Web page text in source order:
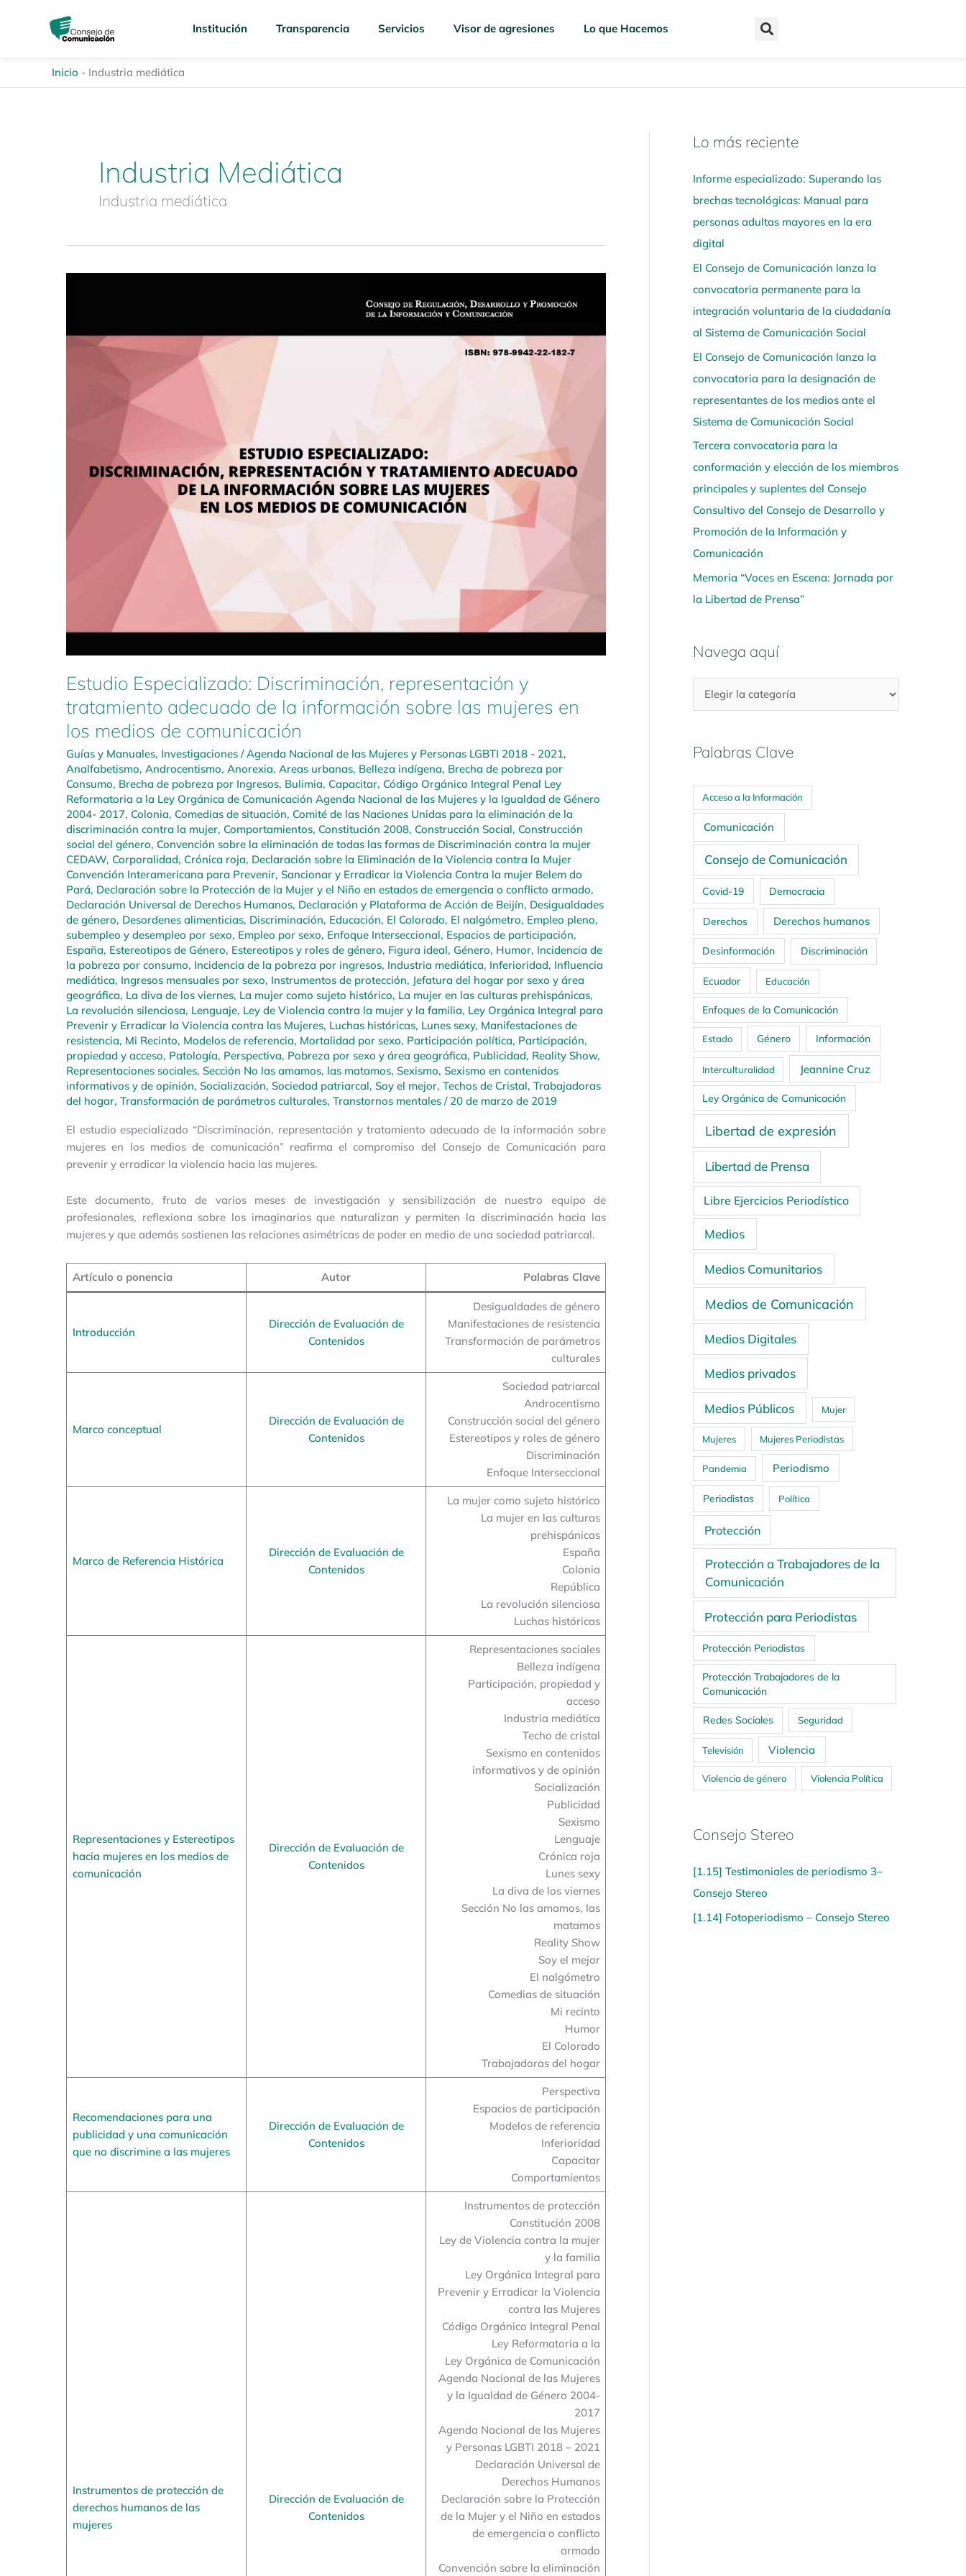
Institución Transparencia Servicios Visor de agresiones Lo que Hacemos
Inicio - Industria mediática
Industria Mediática
Industria mediática
Estudio Especializado: Discriminación, representación y
tratamiento adecuado de la información sobre las mujeres en
los medios de comunicación
Guías y Manuales, Investigaciones /Agenda Nacional de las Mujeres y Personas LGBTI 2018 - 2021,
Analfabetismo, Androcentismo, Anorexia, Areas urbanas, Belleza indígena, Brecha de pobreza por
Consumo, Brecha de pobreza por Ingresos, Bulimia, Capacitar, Código Orgánico Integral Penal Ley
Reformatoria a la Ley Orgánica de Comunicación Agenda Nacional de las Mujeres y la Igualdad de Género
2004- 2017, Colonia, Comedias de situación, Comité de las Naciones Unidas para la eliminación de la
discriminación contra la mujer, Comportamientos, Constitución 2008, Construcción Social, Construcción
social del género, Convención sobre la eliminación de todas las formas de Discriminación contra la mujer
CEDAW, Corporalidad, Crónica roja, Declaración sobre la Eliminación de la Violencia contra la Mujer
Convención Interamericana para Prevenir, Sancionar y Erradicar la Violencia Contra la mujer Belem do
Pará, Declaración sobre la Protección de la Mujer y el Niño en estados de emergencia o conflicto armado,
Declaración Universal de Derechos Humanos, Declaración y Plataforma de Acción de Beijín, Desigualdades
de género, Desordenes alimenticias, Discriminación, Educación, El Colorado, El nalgómetro, Empleo pleno,
subempleo y desempleo por sexo, Empleo por sexo, Enfoque Interseccional, Espacios de participación,
España, Estereotipos de Género, Estereotipos y roles de género, Figura ideal, Género, Humor, Incidencia de
la pobreza por consumo, Incidencia de la pobreza por ingresos, Industria mediática, Inferioridad, Influencia
mediática, Ingresos mensuales por sexo, Instrumentos de protección, Jefatura del hogar por sexo y área
geográfica, La diva de los viernes, La mujer como sujeto histórico, La mujer en las culturas prehispánicas,
La revolución silenciosa, Lenguaje, Ley de Violencia contra la mujer y la familia, Ley Orgánica Integral para
Prevenir y Erradicar la Violencia contra las Mujeres, Luchas históricas, Lunes sexy, Manifestaciones de
resistencia, Mi Recinto, Modelos de referencia, Mortalidad por sexo, Participación política, Participación,
propiedad y acceso, Patología, Perspectiva, Pobreza por sexo y área geográfica, Publicidad, Reality Show,
Representaciones sociales, Sección No las amamos, las matamos, Sexismo, Sexismo en contenidos
informativos y de opinión, Socialización, Sociedad patriarcal, Soy el mejor, Techos de Cristal, Trabajadoras
del hogar, Transformación de parámetros culturales, Transtornos mentales / 20 de marzo de 2019
El estudio especializado “Discriminación, representación y tratamiento adecuado de la información sobre
mujeres en los medios de comunicación” reafirma el compromiso del Consejo de Comunicación para
prevenir y erradicar la violencia hacia las mujeres.
Este documento, fruto de varios meses de investigación y sensibilización de nuestro equipo de
profesionales, reflexiona sobre los imaginarios que naturalizan y permiten la discriminación hacia las
mujeres y que además sostienen las relaciones asimétricas de poder en medio de una sociedad patriarcal.
Artículo o ponencia Autor Palabras Clave
Introducción
Dirección de Evaluación de
Contenidos
Desigualdades de género
Manifestaciones de resistencia
Transformación de parámetros
culturales
Marco conceptual
Dirección de Evaluación de
Contenidos
Sociedad patriarcal
Androcentismo
Construcción social del género
Estereotipos y roles de género
Discriminación
Enfoque Interseccional
Marco de Referencia Histórica
Dirección de Evaluación de
Contenidos
La mujer como sujeto histórico
La mujer en las culturas
prehispánicas
España
Colonia
República
La revolución silenciosa
Luchas históricas
Representaciones y Estereotipos
hacia mujeres en los medios de
comunicación
Dirección de Evaluación de
Contenidos
Representaciones sociales
Belleza indígena
Participación, propiedad y
acceso
Industria mediática
Techo de cristal
Sexismo en contenidos
informativos y de opinión
Socialización
Publicidad
Sexismo
Lenguaje
Crónica roja
Lunes sexy
La diva de los viernes
Sección No las amamos, las
matamos
Reality Show
Soy el mejor
El nalgómetro
Comedias de situación
Mi recinto
Humor
El Colorado
Trabajadoras del hogar
Recomendaciones para una
publicidad y una comunicación
que no discrimine a las mujeres
Dirección de Evaluación de
Contenidos
Perspectiva
Espacios de participación
Modelos de referencia
Inferioridad
Capacitar
Comportamientos
Instrumentos de protección de
derechos humanos de las
mujeres
Dirección de Evaluación de
Contenidos
Instrumentos de protección
Constitución 2008
Ley de Violencia contra la mujer
y la familia
Ley Orgánica Integral para
Prevenir y Erradicar la Violencia
contra las Mujeres
Código Orgánico Integral Penal
Ley Reformatoria a la
Ley Orgánica de Comunicación
Agenda Nacional de las Mujeres
y la Igualdad de Género 2004-
2017
Agenda Nacional de las Mujeres
y Personas LGBTI 2018 – 2021
Declaración Universal de
Derechos Humanos
Declaración sobre la Protección
de la Mujer y el Niño en estados
de emergencia o conflicto
armado
Convención sobre la eliminación
representación
tratamiento
información
mujeres
los
medios
Lo más reciente
Informe especializado: Superando las
brechas tecnológicas: Manual para
personas adultas mayores en la era
digital
El Consejo de Comunicación lanza la
convocatoria permanente para la
integración voluntaria de la ciudadanía
al Sistema de Comunicación Social
El Consejo de Comunicación lanza la
convocatoria para la designación de
representantes de los medios ante el
Sistema de Comunicación Social
Tercera convocatoria para la
conformación y elección de los miembros
principales y suplentes del Consejo
Consultivo del Consejo de Desarrollo y
Promoción de la Información y
Comunicación
Memoria “Voces en Escena: Jornada por
la Libertad de Prensa”
Navega aquí
N
v
e
g
a
a
q
u
í
Palabras Clave
Acceso a la Información
Comunicación
Consejo de Comunicación
Covid-19 Democracia
Derechos Derechos humanos
Desinformación Discriminación
Ecuador Educación
Enfoques de la Comunicación
Estado Género Información
Interculturalidad Jeannine Cruz
Ley Orgánica de Comunicación
Libertad de expresión
Libertad de Prensa
Libre Ejercicios Periodístico
Medios
Medios Comunitarios
Medios de Comunicación
Medios Digitales
Medios privados
Medios Públicos Mujer
Mujeres Mujeres Periodistas
Pandemia Periodismo
Periodistas Política
Protección
Protección a Trabajadores de la
Comunicación
Protección para Periodistas
Protección Periodistas
Protección Trabajadores de la
Comunicación
Redes Sociales Seguridad
Televisión Violencia
Violencia de género Violencia Política
Consejo Stereo
[1.15] Testimoniales de periodismo 3–
Consejo Stereo
[1.14] Fotoperiodismo – Consejo Stereo